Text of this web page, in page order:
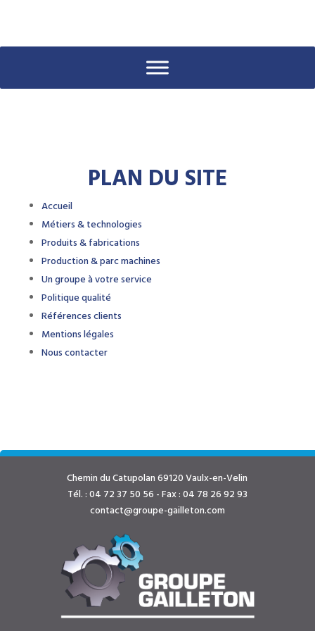
PLAN DU SITE
Accueil
Métiers & technologies
Produits & fabrications
Production & parc machines
Un groupe à votre service
Politique qualité
Références clients
Mentions légales
Nous contacter
Chemin du Catupolan 69120 Vaulx-en-Velin
Tél. : 04 72 37 50 56 - Fax : 04 78 26 92 93
contact@groupe-gailleton.com